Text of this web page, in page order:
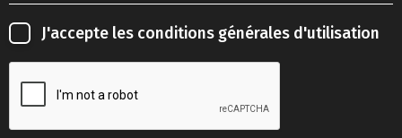
J'accepte les conditions générales d'utilisation